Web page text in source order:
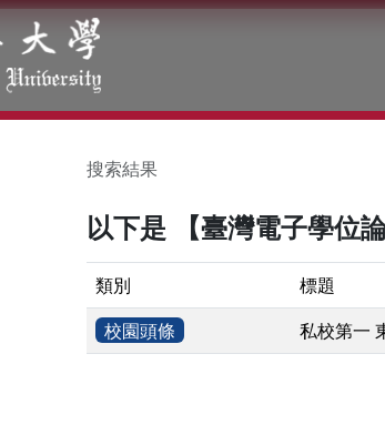
搜索結果
以下是 【臺灣電子學位
類別 標題
校園頭條
私校第一